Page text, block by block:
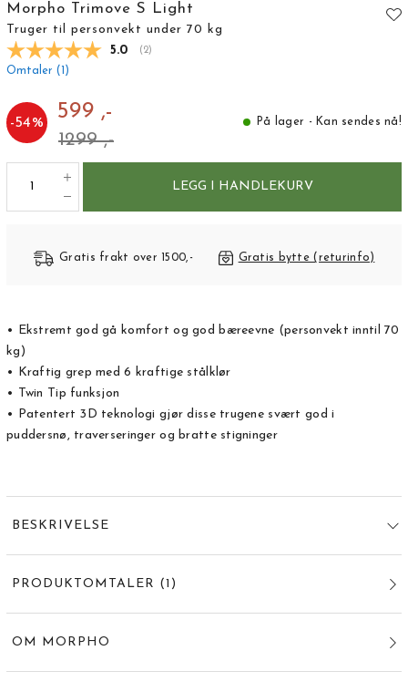
Morpho Trimove S Light
Truger til personvekt under 70 kg
Gjennomsnittskarakter:
5.0 (stemmer:
2)
Omtaler ( )
-54% 599 ,-
1299 ,-
På lager - Kan sendes nå!
LEGG I HANDLEKURV
Gratis frakt over 1500,- Gratis bytte (returinfo)
• Ekstremt god gå komfort og god bæreevne (personvekt inntil 70
kg)
• Kraftig grep med 6 kraftige stålklør
• Twin Tip funksjon
• Patentert 3D teknologi gjør disse trugene svært god i
puddersnø, traverseringer og bratte stigninger
BESKRIVELSE
PRODUKTOMTALER (1 )
OM MORPHO